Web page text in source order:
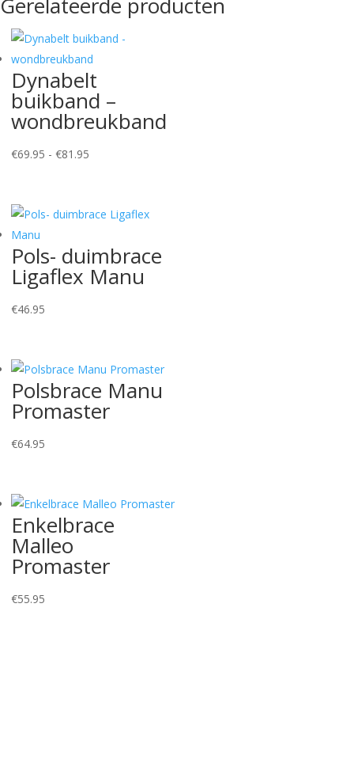
Dynabelt
buikband –
wondbreukband
€69.95 - €81.95
€81.95
Pols- duimbrace
Ligaflex Manu
€46.95
Polsbrace Manu
Promaster
€64.95
Enkelbrace
Malleo
Promaster
€55.95